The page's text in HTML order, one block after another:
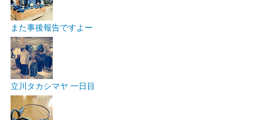
また事後報告ですよー
立川タカシマヤ 一日目